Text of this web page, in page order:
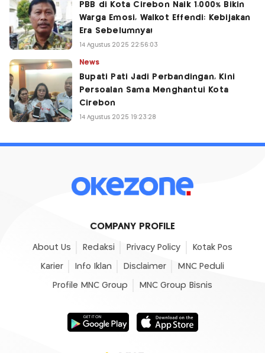
PBB di Kota Cirebon Naik 1.000% Bikin
Warga Emosi, Walkot Effendi: Kebijakan
Era Sebelumnya!
14 Agustus 2025 22:56:03
News
Bupati Pati Jadi Perbandingan, Kini
Persoalan Sama Menghantui Kota
Cirebon
14 Agustus 2025 19:23:28
COMPANY PROFILE
About Us Redaksi Privacy Policy Kotak Pos
Karier Info Iklan Disclaimer MNC Peduli
Profile MNC Group MNC Group Bisnis